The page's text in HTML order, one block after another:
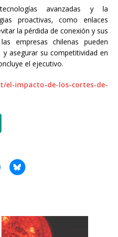
avanzadas y la
proactivas, como enlaces
la pérdida de conexión y sus
empresas chilenas pueden
asegurar su competitividad en
el ejecutivo.
el-impacto-de-los-cortes-de-